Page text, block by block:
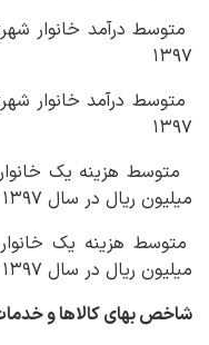
۱۳۹۷
۱۳۹۷
میلیون ریال در سال ۱۳۹۷
میلیون ریال در سال ۱۳۹۷
شاخص بهای کالاها و خدمات